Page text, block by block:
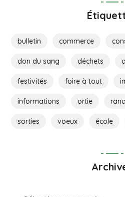
bulletin commerce
don du sang déchets
festivités foire à tout
informations ortie
sorties voeux école